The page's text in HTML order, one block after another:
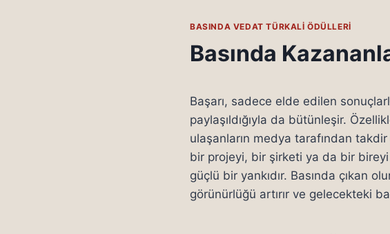
BASINDA VEDAT TÜRKALI ÖDÜLLERI
Basında
Başarı, sadece elde edilen
paylaşıldığıyla da bütünleşir.
ulaşanların medya tarafından
bir projeyi, bir şirketi ya da bir
güçlü bir yankıdır. Basında çıkan
görünürlüğü artırır ve gelecekteki